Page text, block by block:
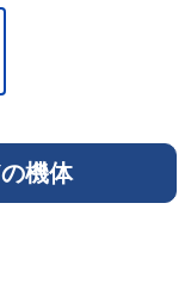
機体